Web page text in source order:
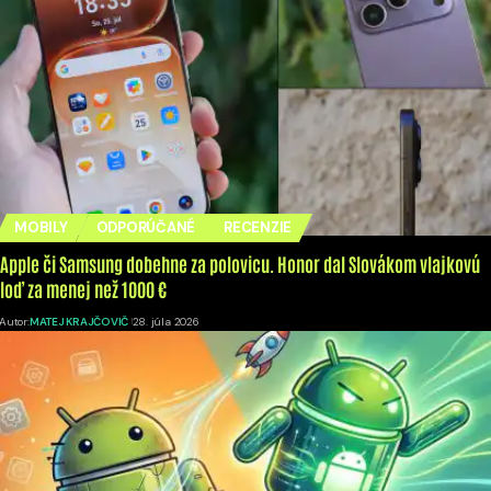
MOBILY ODPORÚČANÉ RECENZIE
Apple či Samsung dobehne za polovicu. Honor dal Slovákom vlajkovú
loď za menej než 1000 €
Autor:MATEJ KRAJČOVIČ 28. júla 2026